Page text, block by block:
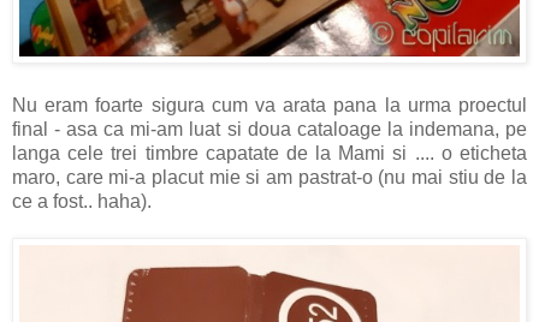
Nu eram foarte sigura cum va arata pana la urma proectul
final - asa ca mi-am luat si doua cataloage la indemana, pe
langa cele trei timbre capatate de la Mami si .... o eticheta
maro, care mi-a placut mie si am pastrat-o (nu mai stiu de la
ce a fost.. haha).